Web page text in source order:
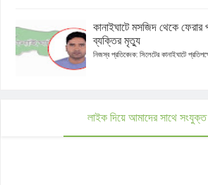
কানাইঘাটে মসজিদ থেকে
ব্যক্তির মৃত্যু
নিজস্ব প্রতিবেদক: সিলেটের কানাইঘাটে
লাইক দিয়ে আমাদের সাথে